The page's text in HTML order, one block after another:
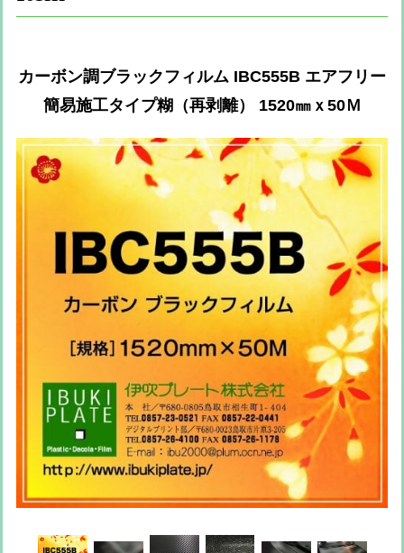
カーボン調ブラックフィルム IBC555B エアフリー
簡易施工タイプ糊（再剥離） 1520㎜ｘ50Ｍ